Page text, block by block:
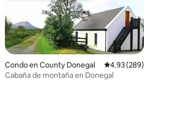
4.89 de 5, 199 reseñas
Condo en County Donegal Calificación promedio:
4.93 (289)
Cabaña de montaña en Donegal